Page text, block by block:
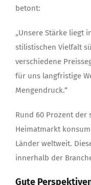
betont:
„Unsere Stärke liegt
stilistischen Vielfalt
verschiedene
für uns langfristige
Mengendruck.“
Rund 60 Prozent der
Heimatmarkt
Länder weltweit.
innerhalb der
Gute